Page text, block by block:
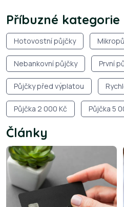
Příbuzné kategorie
Hotovostní půjčky
Nebankovní půjčky První
Půjčky před výplatou
Půjčka 2 000 Kč Půjčka 5
Články